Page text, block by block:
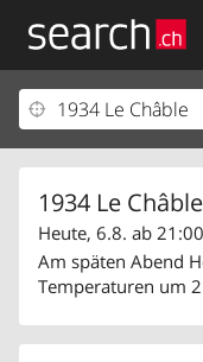
1934 Le Châble
Heute, 6.8. ab 21:00
Am späten Abend
Temperaturen um
Ihr Eintrag
Kundencenter